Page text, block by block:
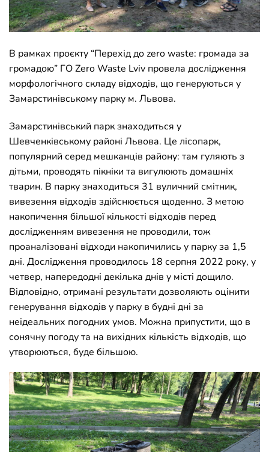
В рамках проєкту “Перехід до zero waste: громада за
громадою” ГО Zero Waste Lviv провела дослідження
морфологічного складу відходів, що генеруються у
Замарстинівському парку м. Львова.
Замарстинівський парк знаходиться у
Шевченківському районі Львова. Це лісопарк,
популярний серед мешканців району: там гуляють з
дітьми, проводять пікніки та вигулюють домашніх
тварин. В парку знаходиться 31 вуличний смітник,
вивезення відходів здійснюється щоденно. З метою
накопичення більшої кількості відходів перед
дослідженням вивезення не проводили, тож
проаналізовані відходи накопичились у парку за 1,5
дні. Дослідження проводилось 18 серпня 2022 року, у
четвер, напередодні декілька днів у місті дощило.
Відповідно, отримані результати дозволяють оцінити
генерування відходів у парку в будні дні за
неідеальних погодних умов. Можна припустити, що в
сонячну погоду та на вихідних кількість відходів, що
утворюються, буде більшою.